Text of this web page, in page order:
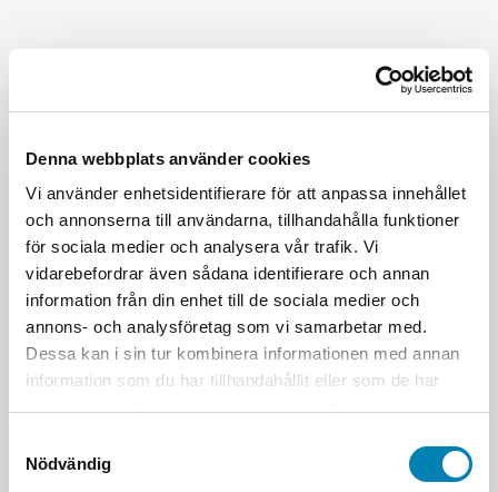
Denna webbplats använder cookies
Vi använder enhetsidentifierare för att anpassa innehållet
och annonserna till användarna, tillhandahålla funktioner
för sociala medier och analysera vår trafik. Vi
vidarebefordrar även sådana identifierare och annan
information från din enhet till de sociala medier och
annons- och analysföretag som vi samarbetar med.
Dessa kan i sin tur kombinera informationen med annan
information som du har tillhandahållit eller som de har
Nödvändig